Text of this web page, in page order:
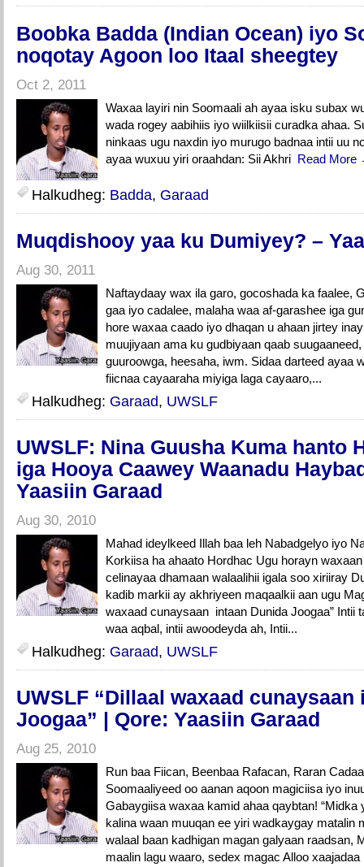
Boobka Badda (Indian Ocean) iyo
noqotay Agoon loo Itaal sheegtey
Oct 2, 2011
Waxaa layiri nin Soomaali ah ayaa isku subax
wada rogey aabihiis iyo wiilkiisii curadka ahaa.
ninkaas ugu naxdin iyo murugo badnaa intii uu
ayaa wuxuu yiri oraahdan: Sii Akhri Read More
Halkudheg: Badda, Garaad
Muqdishooy yaa ku Dumiyey? –
Aug 30, 2011
Naftaydaay wax ila garo, gocoshada ka faalee,
gaa iyo cadalee, malaha waa af-garashee iga
hore waxaa caado iyo dhaqan u ahaan jirtey
muujiyaan ama ku gudbiyaan qaab
guuroowga, heesaha, iwm. Sidaa darteed ayaa
fiicnaa cayaaraha miyiga laga cayaaro,...
Halkudheg: Garaad, UWSLF
UWSLF: Nina Guusha Kuma hanto
iga Hooya Caawey Waanadu
Yaasiin Garaad
Aug 30, 2010
Mahad ideylkeed Illah baa leh Nabadgelyo iyo
Korkiisa ha ahaato Hordhac Ugu horayn
celinayaa dhamaan walaalihii igala soo xiriiray
kadib markii ay akhriyeen maqaalkii aan ugu
waxaad cunaysaan intaan Dunida Joogaa” Intii
waa aqbal, intii awoodeyda ah, Intii...
Halkudheg: Garaad, UWSLF
UWSLF “Dillaal waxaad cunaysaan
Joogaa” | Qore: Yaasiin Garaad
Aug 25, 2010
Run baa Fiican, Beenbaa Rafacan, Raran
Soomaaliyeed oo aanan aqoon magiciisa iyo
Gabaygiisa waxaa kamid ahaa qaybtan! “Midka
kalina waan muuqan ee yiri wadkaygay matalin
walaal baan kadhigan magan galyaan raadsan,
maalin lagu waaro, sedex magac Alloo